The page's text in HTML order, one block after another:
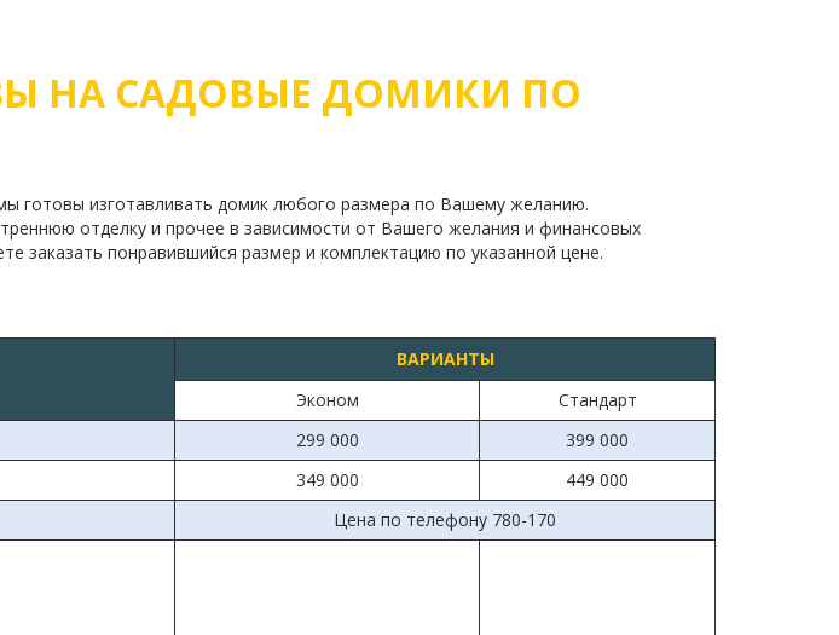
НА САДОВЫЕ ДОМИКИ ПО
готовы изготавливать домик любого размера по Вашему желанию.
отделку и прочее в зависимости от Вашего желания и финансовых
понравившийся размер и комплектацию по указанной цене.
ВАРИАНТЫ
Эконом
Стандарт
299 000
399 000
349 000
449 000
Цена по телефону 780-170